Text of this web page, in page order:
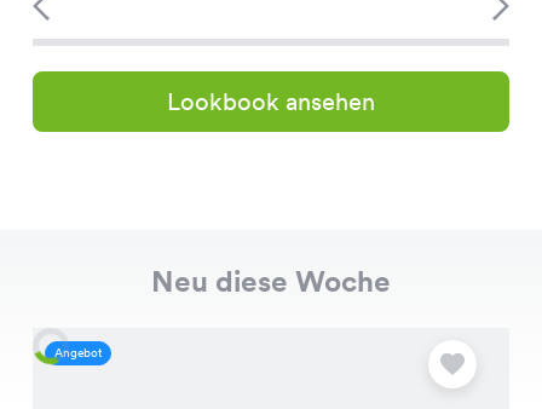
Lookbook ansehen
Neu diese Woche
Angebot